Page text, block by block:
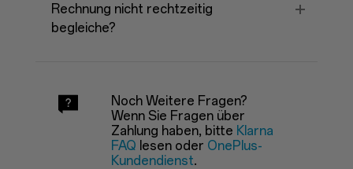
Rechnung nicht rechtzeitig
begleiche?
Noch Weitere Fragen?
Wenn Sie Fragen über
Zahlung haben, bitte Klarna
FAQ lesen oder OnePlus-
Kundendienst.